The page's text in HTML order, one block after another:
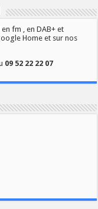
fm , en DAB+ et
Home et sur nos
09 52 22 22 07